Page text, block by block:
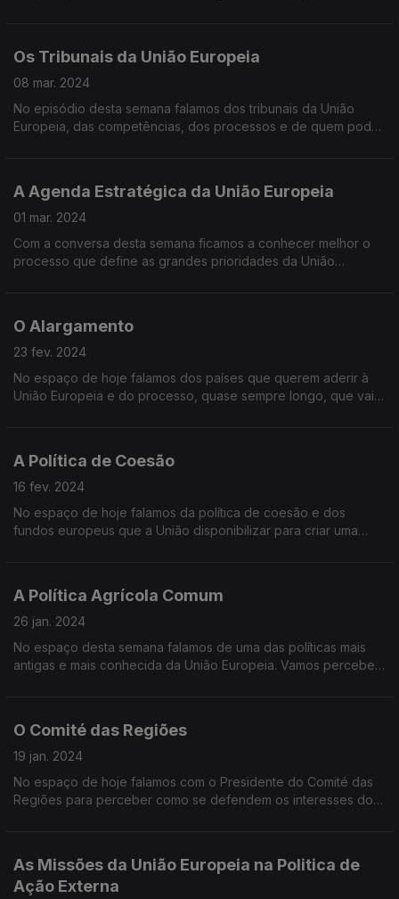
Os Tribunais da União Europeia
08 mar. 2024
No episódio desta semana falamos dos tribunais da União
Europeia, das competências, dos processos e de quem pode
A Agenda Estratégica da União Europeia
01 mar. 2024
Com a conversa desta semana ficamos a conhecer melhor o
processo que define as grandes prioridades da União
O Alargamento
23 fev. 2024
No espaço de hoje falamos dos países que querem aderir à
União Europeia e do processo, quase sempre longo, que vai
A Política de Coesão
16 fev. 2024
No espaço de hoje falamos da política de coesão e dos
fundos europeus que a União disponibilizar para criar uma
A Política Agrícola Comum
26 jan. 2024
No espaço desta semana falamos de uma das políticas mais
antigas e mais conhecida da União Europeia. Vamos perceber
O Comité das Regiões
19 jan. 2024
No espaço de hoje falamos com o Presidente do Comité das
Regiões para perceber como se defendem os interesses do
As Missões da União Europeia na Politica de
Ação Externa